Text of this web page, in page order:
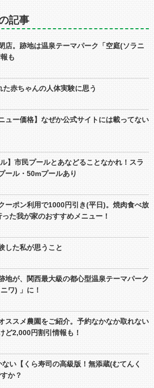
記事
店。跡地は温泉テーマパーク「空庭(ソラニ
も
赤ちゃんの人体実験に思う
ュー価格】なぜか公式サイトには載ってない
ル】市民プールとあなどることなかれ！スラ
ール・50mプールあり
ーポン利用で1000円引き(平日)。焼肉食べ放
た我が家のおすすめメニュー！
した私が思うこと
地が、関⻄最大級の都心型温泉テーマパーク
ワ) 」に！
ススメ農園をご紹介。予約なかなか取れない
ど2,000円割引情報も！
ない【くら寿司の高級版！無添蔵(むてんく
か？